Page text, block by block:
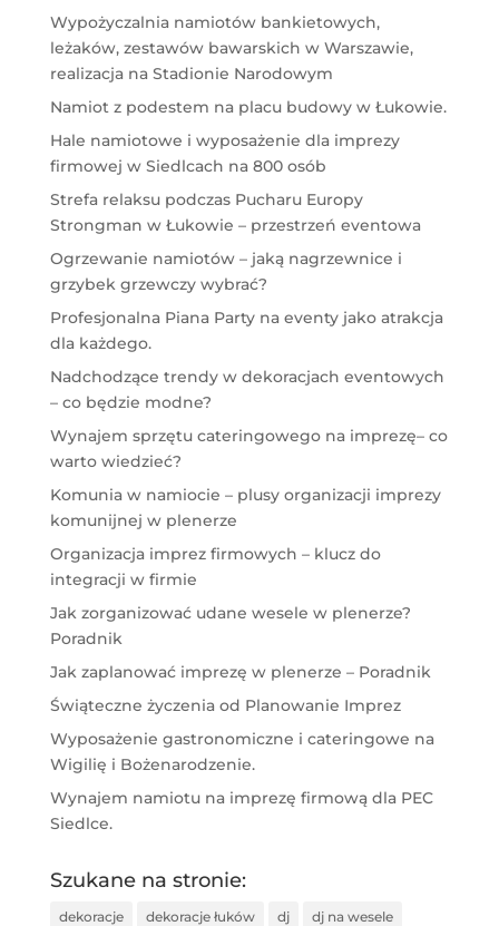
Wypożyczalnia namiotów bankietowych,
leżaków, zestawów bawarskich w Warszawie,
realizacja na Stadionie Narodowym
Namiot z podestem na placu budowy w Łukowie.
Hale namiotowe i wyposażenie dla imprezy
firmowej w Siedlcach na 800 osób
Strefa relaksu podczas Pucharu Europy
Strongman w Łukowie – przestrzeń eventowa
Ogrzewanie namiotów – jaką nagrzewnice i
grzybek grzewczy wybrać?
Profesjonalna Piana Party na eventy jako atrakcja
dla każdego.
Nadchodzące trendy w dekoracjach eventowych
– co będzie modne?
Wynajem sprzętu cateringowego na imprezę– co
warto wiedzieć?
Komunia w namiocie – plusy organizacji imprezy
komunijnej w plenerze
Organizacja imprez firmowych – klucz do
integracji w firmie
Jak zorganizować udane wesele w plenerze?
Poradnik
Jak zaplanować imprezę w plenerze – Poradnik
Świąteczne życzenia od Planowanie Imprez
Wyposażenie gastronomiczne i cateringowe na
Wigilię i Bożenarodzenie.
Wynajem namiotu na imprezę firmową dla PEC
Siedlce.
Szukane na stronie:
dekoracje dekoracje łuków dj dj na wesele